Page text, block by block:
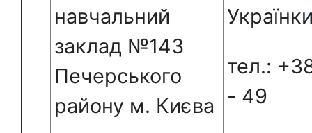
навчальний
заклад №143
Печерського
району м. Києва
тел.:
- 49